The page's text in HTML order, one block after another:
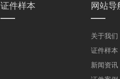
证件样本 网站导
关于我们
证件样本
新闻资讯